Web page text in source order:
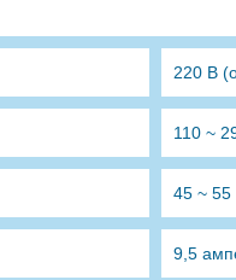
220 В
110 ~
45 ~ 55
9,5